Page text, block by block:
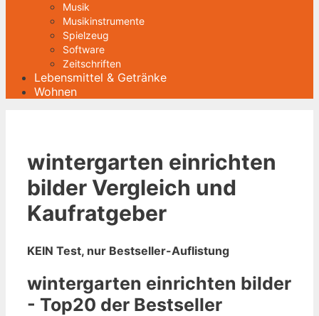
Musik
Musikinstrumente
Spielzeug
Software
Zeitschriften
Lebensmittel & Getränke
Wohnen
wintergarten einrichten
bilder Vergleich und
Kaufratgeber
KEIN Test, nur Bestseller-Auflistung
wintergarten einrichten bilder
- Top20 der Bestseller